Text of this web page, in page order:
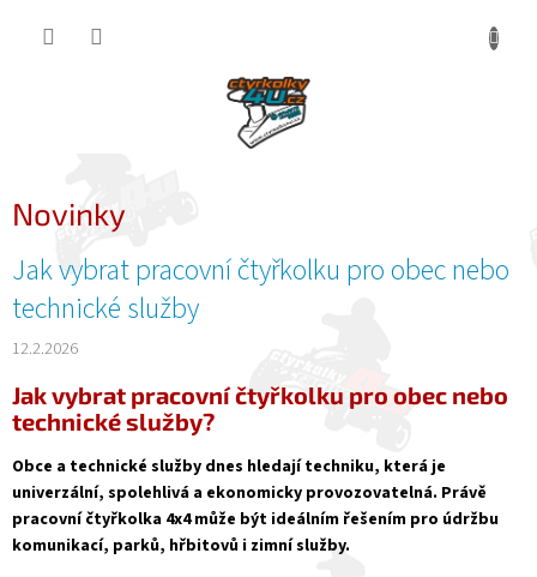
Novinky
V
p
i
č
l
n
k
ů
Jak vybrat pracovní čtyřkolku pro obec nebo
technické služby
12.2.2026
Jak vybrat pracovní čtyřkolku pro obec nebo
technické služby?
Obce a technické služby dnes hledají techniku, která je
univerzální, spolehlivá a ekonomicky provozovatelná. Právě
pracovní čtyřkolka 4x4 může být ideálním řešením pro údržbu
komunikací, parků, hřbitovů i zimní služby.